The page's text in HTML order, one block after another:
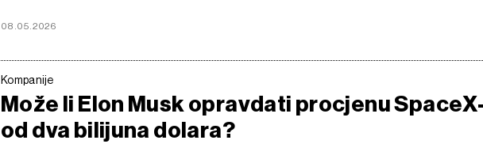
08.05.2026
Kompanije
Može li Elon Musk opravdati procjenu
od dva bilijuna dolara?